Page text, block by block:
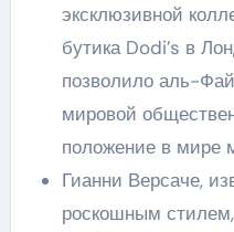
эксклюзивной
бутика Dodi’s в
позволило аль-
мировой
положение в мире
Гианни Версаче,
роскошным